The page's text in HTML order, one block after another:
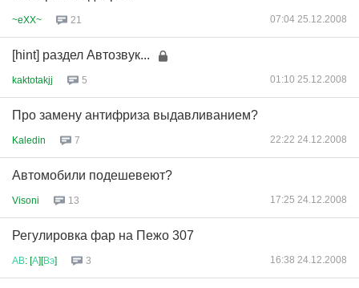
~eXX~ 21 07:04 25.12.2008
[hint] раздел Автозвук...
kaktotakjj 5 01:10 25.12.2008
Про замену антифриза выдавливанием?
Kaledin 7 22:22 24.12.2008
Автомобили подешевеют?
Visoni 13 17:25 24.12.2008
Регулировка фар на Пежо 307
АВ: [А][Вэ] 3 16:38 24.12.2008